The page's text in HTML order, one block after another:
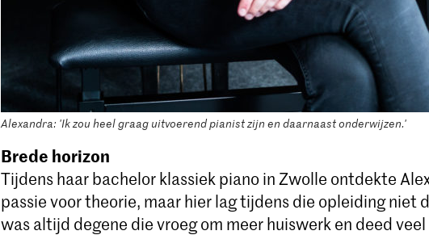
Alexandra: 'Ik zou heel graag uitvoerend pianist zijn en daarnaast onderwijzen.'
Brede horizon
Tijdens haar bachelor klassiek piano in Zwolle ontdekte
passie voor theorie, maar hier lag tijdens die opleiding niet
was altijd degene die vroeg om meer huiswerk en deed